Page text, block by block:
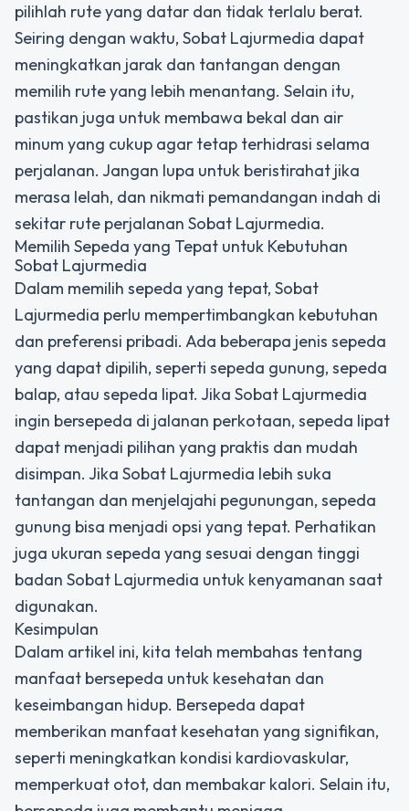
pilihlah rute yang datar dan tidak terlalu berat.
Seiring dengan waktu, Sobat Lajurmedia dapat
meningkatkan jarak dan tantangan dengan
memilih rute yang lebih menantang. Selain itu,
pastikan juga untuk membawa bekal dan air
minum yang cukup agar tetap terhidrasi selama
perjalanan. Jangan lupa untuk beristirahat jika
merasa lelah, dan nikmati pemandangan indah di
sekitar rute perjalanan Sobat Lajurmedia.
Memilih Sepeda yang Tepat untuk Kebutuhan
Sobat Lajurmedia
Dalam memilih sepeda yang tepat, Sobat
Lajurmedia perlu mempertimbangkan kebutuhan
dan preferensi pribadi. Ada beberapa jenis sepeda
yang dapat dipilih, seperti sepeda gunung, sepeda
balap, atau sepeda lipat. Jika Sobat Lajurmedia
ingin bersepeda di jalanan perkotaan, sepeda lipat
dapat menjadi pilihan yang praktis dan mudah
disimpan. Jika Sobat Lajurmedia lebih suka
tantangan dan menjelajahi pegunungan, sepeda
gunung bisa menjadi opsi yang tepat. Perhatikan
juga ukuran sepeda yang sesuai dengan tinggi
badan Sobat Lajurmedia untuk kenyamanan saat
digunakan.
Kesimpulan
Dalam artikel ini, kita telah membahas tentang
manfaat bersepeda untuk kesehatan dan
keseimbangan hidup. Bersepeda dapat
memberikan manfaat kesehatan yang signifikan,
seperti meningkatkan kondisi kardiovaskular,
memperkuat otot, dan membakar kalori. Selain itu,